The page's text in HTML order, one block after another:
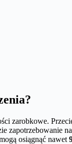
zarobkowe.
osiągnąć nawet